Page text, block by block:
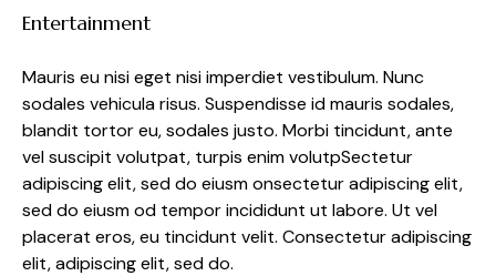
Entertainment
Mauris eu nisi eget nisi imperdiet vestibulum. Nunc
sodales vehicula risus. Suspendisse id mauris sodales,
blandit tortor eu, sodales justo. Morbi tincidunt, ante
vel suscipit volutpat, turpis enim volutpSectetur
adipiscing elit, sed do eiusm onsectetur adipiscing elit,
sed do eiusm od tempor incididunt ut labore. Ut vel
placerat eros, eu tincidunt velit. Consectetur adipiscing
elit, adipiscing elit, sed do.